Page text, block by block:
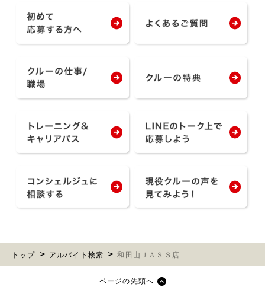
トップ アルバイト検索 和田山ＪＡＳＳ店
ページの先頭へ